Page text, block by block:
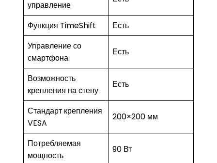
управление
Функция TimeShift
Есть
Управление со
смартфона
Есть
Возможность
крепления на стену
Есть
Стандарт крепления
VESA
200×200 мм
Потребляемая
мощность
90 Вт